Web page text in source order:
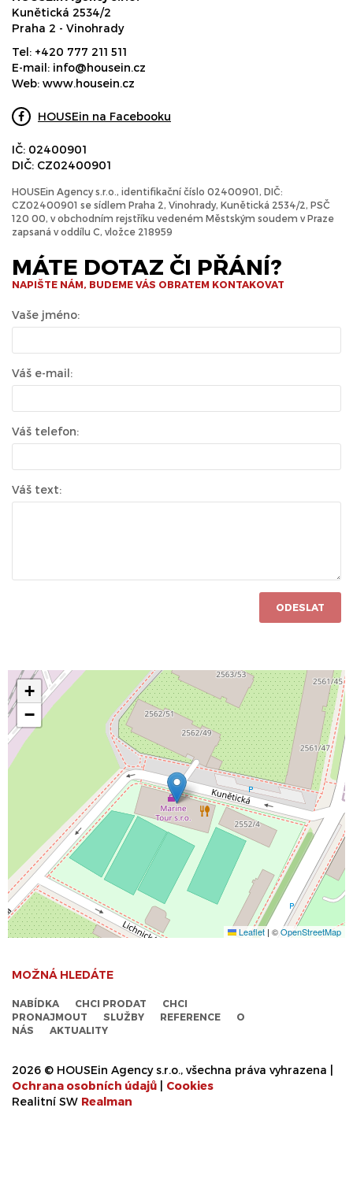
Kunětická 2534/2
Praha 2 - Vinohrady
Tel: +420 777 211 511
E-mail: info@housein.cz
Web: www.housein.cz
HOUSEin na Facebooku
IČ: 02400901
DIČ: CZ02400901
HOUSEin Agency s.r.o., identifikační číslo 02400901, DIČ:
CZ02400901 se sídlem Praha 2, Vinohrady, Kunětická 2534/2, PSČ
120 00, v obchodním rejstříku vedeném Městským soudem v Praze
zapsaná v oddílu C, vložce 218959
MÁTE DOTAZ ČI PŘÁNÍ?
NAPIŠTE NÁM, BUDEME VÁS OBRATEM KONTAKOVAT
Vaše jméno:
Váš e-mail:
Váš telefon:
Váš text:
ODESLAT
+
−
Leaflet | ©OpenStreetMap
MOŽNÁ HLEDÁTE
NABÍDKA CHCI PRODAT
CHCI
PRONAJMOUT
SLUŽBY REFERENCE
O
NÁS
AKTUALITY
2026 © HOUSEin Agency s.r.o., všechna práva vyhrazena |
Ochrana osobních údajů
Cookies
Realitní SW Realman